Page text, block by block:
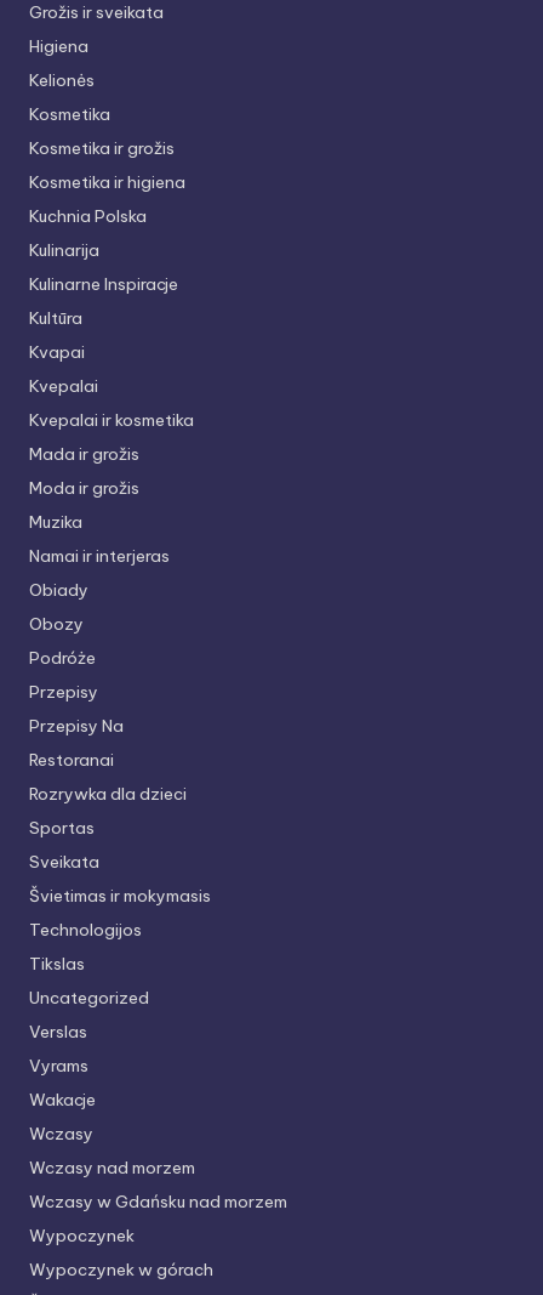
Grožis ir sveikata
Higiena
Kelionės
Kosmetika
Kosmetika ir grožis
Kosmetika ir higiena
Kuchnia Polska
Kulinarija
Kulinarne Inspiracje
Kultūra
Kvapai
Kvepalai
Kvepalai ir kosmetika
Mada ir grožis
Moda ir grožis
Muzika
Namai ir interjeras
Obiady
Obozy
Podróże
Przepisy
Przepisy Na
Restoranai
Rozrywka dla dzieci
Sportas
Sveikata
Švietimas ir mokymasis
Technologijos
Tikslas
Uncategorized
Verslas
Vyrams
Wakacje
Wczasy
Wczasy nad morzem
Wczasy w Gdańsku nad morzem
Wypoczynek
Wypoczynek w górach